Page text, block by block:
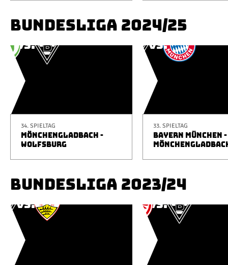
BUNDESLIGA 2024/25
34. SPIELTAG
MÖNCHENGLADBACH -
WOLFSBURG
33. SPIELTAG
BAYERN MÜNCHEN -
BUNDESLIGA 2023/24